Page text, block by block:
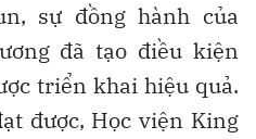
sự đồng hành của
đã tạo điều kiện
triển khai hiệu quả.
được, Học viện King